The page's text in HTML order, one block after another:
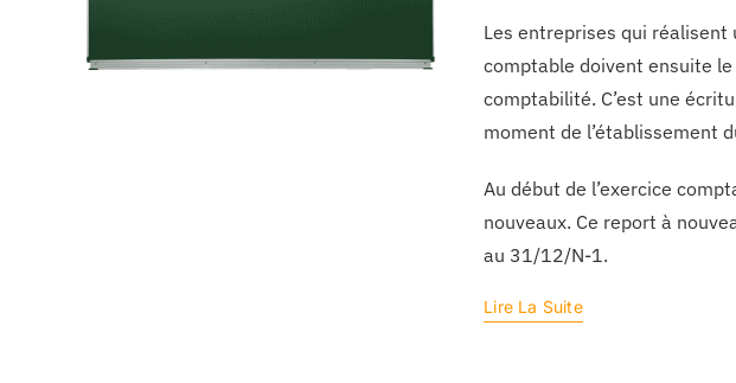
Les entreprises qui réalisent
comptable doivent ensuite
comptabilité. C’est une
moment de l’établissement
Au début de l’exercice
nouveaux. Ce report à
au 31/12/N-1.
Lire La Suite